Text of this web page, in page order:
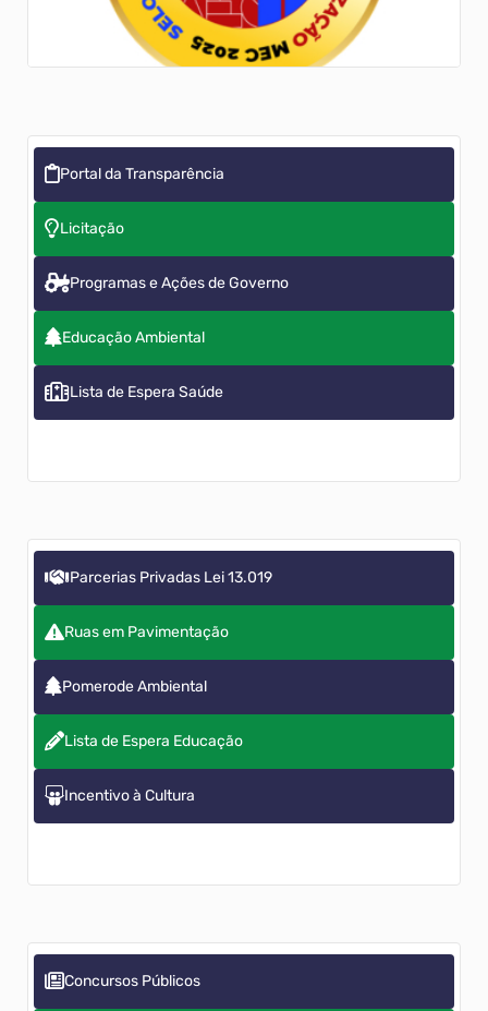
Portal da Transparência
Licitação
Programas e Ações de Governo
Educação Ambiental
Lista de Espera Saúde
Parcerias Privadas Lei 13.019
Ruas em Pavimentação
Pomerode Ambiental
Lista de Espera Educação
Incentivo à Cultura
Concursos Públicos